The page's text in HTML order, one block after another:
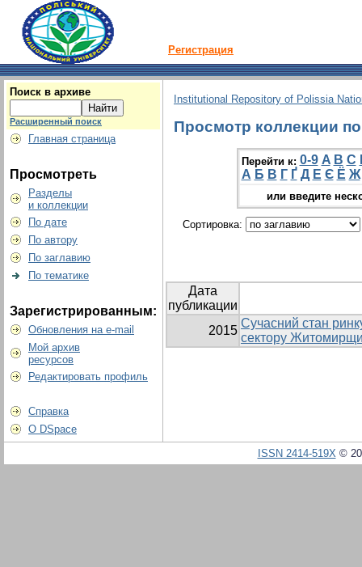
Регистрация
Поиск в архиве
Расширенный поиск
Главная страница
Просмотреть
Разделы
и коллекции
По дате
По автору
По заглавию
По тематике
Зарегистрированным:
Обновления на e-mail
Мой архив
ресурсов
Редактировать профиль
Справка
О DSpace
Institutional Repository of Polissia
Просмотр коллекции
Перейти к: 0-9 A B C
А Б В Г Ґ Д Е Є Ё Ж
или введите
Сортировка:
Дата
публикации
2015
Сучасний стан
сектору
ISSN 2414-519X©